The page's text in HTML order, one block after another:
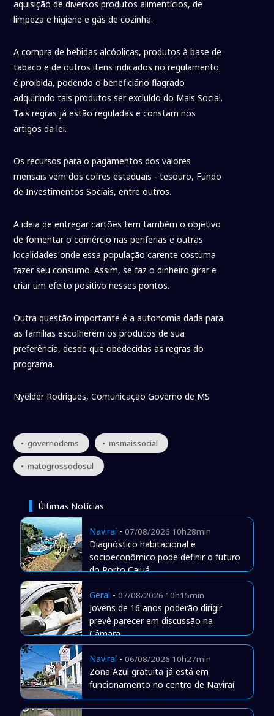
aquisição de diversos produtos alimentícios, de
limpeza e higiene e gás de cozinha.
A compra de bebidas alcóolicas, produtos à base de
tabaco e de outros itens indicados no regulamento
é proibida, podendo o beneficiário flagrado
adquirindo tais produtos ser excluído do Mais Social.
Tais regras já estão reguladas e constam nos
artigos da lei.
Os recursos para o pagamentos dos valores
mensais vem dos cofres estaduais - tesouro, Fundo
de Investimentos Sociais, entre outros.
A ideia de entregar cartões tem também o objetivo
de fomentar o comércio nas periferias e outras
localidades onde essa população carente costuma
fazer seu consumo. Assim, se faz o dinheiro girar e
criar um efeito positivo nesses pontos.
Outra questão importante é a autonomia dada para
as famílias escolherem os produtos de sua
preferência, desde que obedecidas as regras do
programa.
Nyelder Rodrigues, Comunicação Governo de MS
• governodems • msmaissocial
• matogrossodosul
Últimas Notícias
Naviraí- 07/08/2026 10h28min
Diagnóstico habitacional e
socioeconômico pode definir o futuro
do Porto Caiuá
Geral - 07/08/2026 10h15min
Jovens de 16 anos poderão dirigir
prevê parecer em discussão na
Câmara
Naviraí- 06/08/2026 10h27min
Zona Azul gratuita já está em
funcionamento no centro de Naviraí